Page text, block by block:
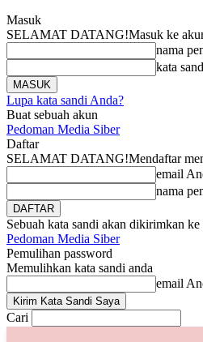
Masuk
SELAMAT DATANG!Masuk ke
nama
kata
Lupa kata sandi Anda?
Buat sebuah akun
Pedoman Media Siber
Daftar
SELAMAT DATANG!Mendaftar
email
nama
Sebuah kata sandi akan dikirimkan
Pedoman Media Siber
Pemulihan password
Memulihkan kata sandi anda
email
Cari